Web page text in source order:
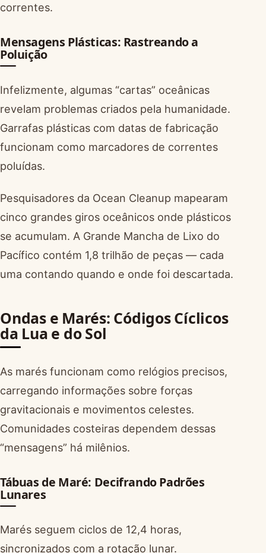
correntes.
Mensagens Plásticas: Rastreando a
Poluição
Infelizmente, algumas “cartas” oceânicas
revelam problemas criados pela humanidade.
Garrafas plásticas com datas de fabricação
funcionam como marcadores de correntes
poluídas.
Pesquisadores da Ocean Cleanup mapearam
cinco grandes giros oceânicos onde plásticos
se acumulam. A Grande Mancha de Lixo do
Pacífico contém 1,8 trilhão de peças — cada
uma contando quando e onde foi descartada.
Ondas e Marés: Códigos Cíclicos
da Lua e do Sol
As marés funcionam como relógios precisos,
carregando informações sobre forças
gravitacionais e movimentos celestes.
Comunidades costeiras dependem dessas
“mensagens” há milênios.
Tábuas de Maré: Decifrando Padrões
Lunares
Marés seguem ciclos de 12,4 horas,
sincronizados com a rotação lunar.